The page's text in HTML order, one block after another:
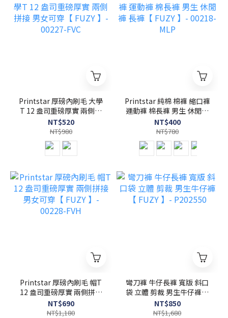
Printstar 厚磅內刷毛 大學
T 12 盎司重磅厚實 兩側拼
接 男女可穿【 FUZY 】-
00227-FVC
NT$520
NT$980
Printstar 純棉 棉褲 縮口褲
運動褲 棉長褲 男生 休閒褲
長褲【 FUZY 】- 00218-
MLP
NT$400
NT$780
Printstar 厚磅內刷毛 帽T
12 盎司重磅厚實 兩側拼接
男女可穿【 FUZY 】-
00228-FVH
NT$690
NT$1,180
彎刀褲 牛仔長褲 寬版 斜口
袋 立體 剪裁 男生牛仔褲【
FUZY 】- P202550
NT$850
NT$1,680